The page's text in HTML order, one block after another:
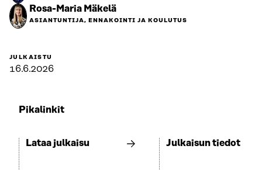
Rosa-Maria Mäkelä
ASIANTUNTIJA, ENNAKOINTI JA KOULUTUS
JULKAISTU
16.6.2026
Pikalinkit
Lataa julkaisu Julkaisun tiedot